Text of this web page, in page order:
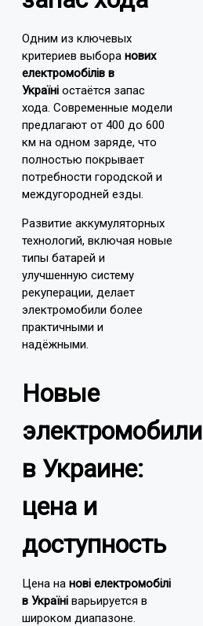
Одним из ключевых
критериев выбора нових
електромобілів в
Україні остаётся запас
хода. Современные модели
предлагают от 400 до 600
км на одном заряде, что
полностью покрывает
потребности городской и
междугородней езды.
Развитие аккумуляторных
технологий, включая новые
типы батарей и
улучшенную систему
рекуперации, делает
электромобили более
практичными и
надёжными.
Новые
электромобили
в Украине:
цена и
доступность
Цена на нові електромобілі
в Україні варьируется в
широком диапазоне.